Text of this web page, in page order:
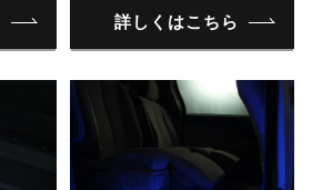
詳しくはこちら